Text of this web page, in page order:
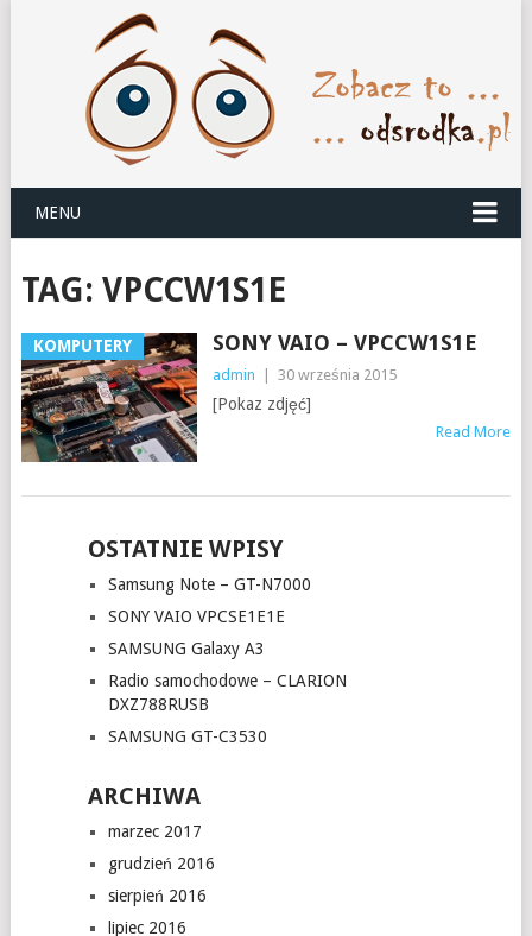
MENU
TAG: VPCCW1S1E
KOMPUTERY SONY VAIO – VPCCW1S1E
admin 30 września 2015
[Pokaz zdjęć]
Read More
OSTATNIE WPISY
Samsung Note – GT-N7000
SONY VAIO VPCSE1E1E
SAMSUNG Galaxy A3
Radio samochodowe – CLARION
DXZ788RUSB
SAMSUNG GT-C3530
ARCHIWA
marzec 2017
grudzień 2016
sierpień 2016
lipiec 2016